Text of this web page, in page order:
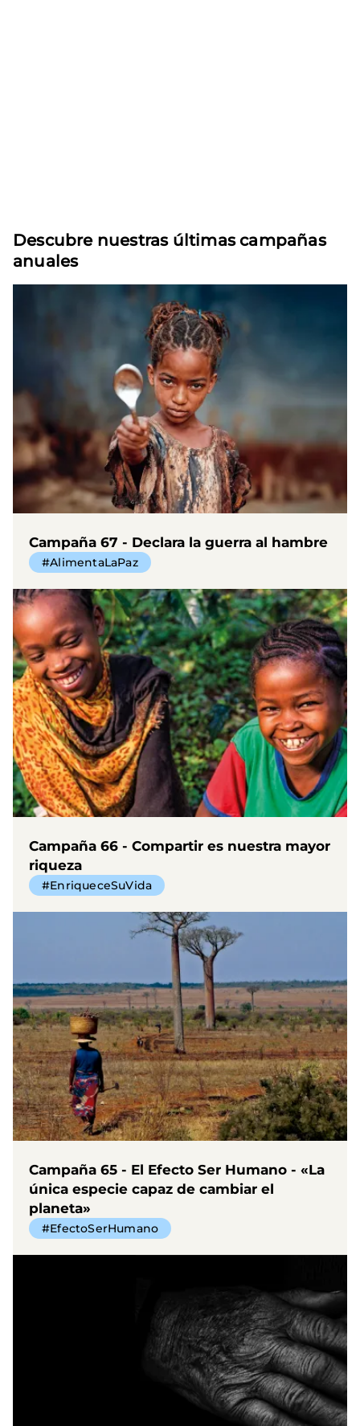
Descubre nuestras últimas campañas
anuales
Campaña 67 - Declara la guerra al hambre
#AlimentaLaPaz
Campaña 66 - Compartir es nuestra mayor
riqueza
#EnriqueceSuVida
Campaña 65 - El Efecto Ser Humano - «La
única especie capaz de cambiar el
planeta»
#EfectoSerHumano